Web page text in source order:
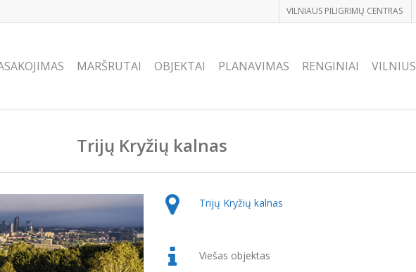
VILNIAUS PILIGRIMŲ CENTRAS
MARŠRUTAI OBJEKTAI PLANAVIMAS RENGINIAI VILNIUS
Trijų Kryžių kalnas
Trijų Kryžių kalnas
Viešas objektas